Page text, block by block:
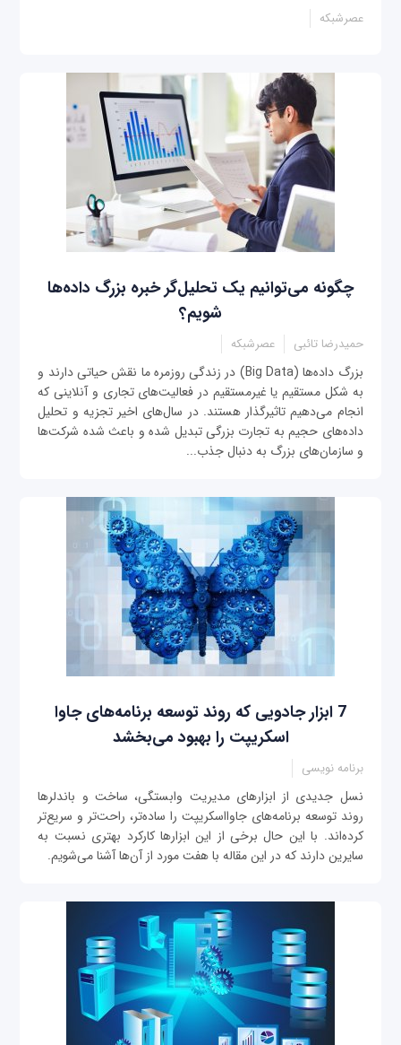
عصرشبکه
چگونه می‌توانیم یک تحلیل‌گر خبره بزرگ داده‌ها
شویم؟
حمیدرضا تائبی عصرشبکه
بزرگ داده‌ها (Big Data) در زندگی روزمره ما نقش حیاتی دارند و
به شکل مستقیم یا غیر‌مستقیم در فعالیت‌های تجاری و آنلاینی که
انجام می‌دهیم تاثیرگذار هستند. در سال‌های اخیر تجزیه و تحلیل
داده‌های حجیم به تجارت بزرگی تبدیل شده و باعث شده شرکت‌ها
و سازمان‌های بزرگ به دنبال جذب...
7 ابزار جادویی که روند توسعه برنامه‌های جاوا
اسکریپت را بهبود می‌بخشد
برنامه نویسی
نسل جدیدی از ابزارهای مدیریت وابستگی، ساخت و باندلرها
روند توسعه برنامه‌های جاوااسکریپت را ساده‌تر، راحت‌تر و سریع‌تر
کرده‌اند. با این حال برخی از این ابزارها کارکرد بهتری نسبت به
سایرین دارند که در این مقاله با هفت مورد از آن‌ها آشنا می‌شویم.